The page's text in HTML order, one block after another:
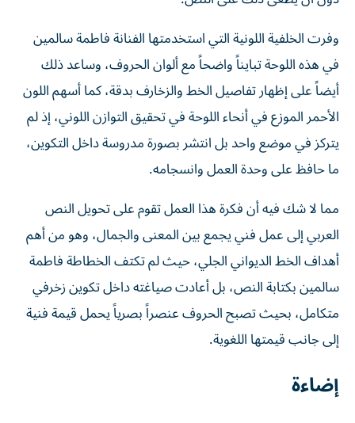
وفرت الخلفية اللونية التي استخدمتها الفنانة فاطمة سالمين
في هذه اللوحة تبايناً واضحاً مع ألوان الحروف، وساعد ذلك
أيضاً على إظهار تفاصيل الخط والزخارف بدقة، كما أسهم اللون
الأحمر الموزع في أنحاء اللوحة في تحقيق التوازن اللوني، إذ لم
يتركز في موضع واحد بل انتشر بصورة مدروسة داخل التكوين،
ما حافظ على وحدة العمل وانسجامه.
مما لا شك فيه أن فكرة هذا العمل تقوم على تحويل النص
العربي إلى عمل فني يجمع بين المعنى والجمال، وهو من أهم
أهداف الخط الديواني الجلي، حيث لم تكتف الخطاطة فاطمة
سالمين بكتابة النص، بل أعادت صياغته داخل تكوين زخرفي
متكامل، بحيث تصبح الحروف عنصراً بصرياً يحمل قيمة فنية
إلى جانب قيمتها اللغوية.
إضاءة